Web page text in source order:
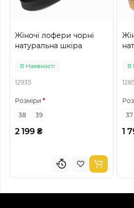
Жіночі лофери чорні
натуральна шкіра
В Наявності
12935
Розміри
38
39
2 199 ₴
В
37
1